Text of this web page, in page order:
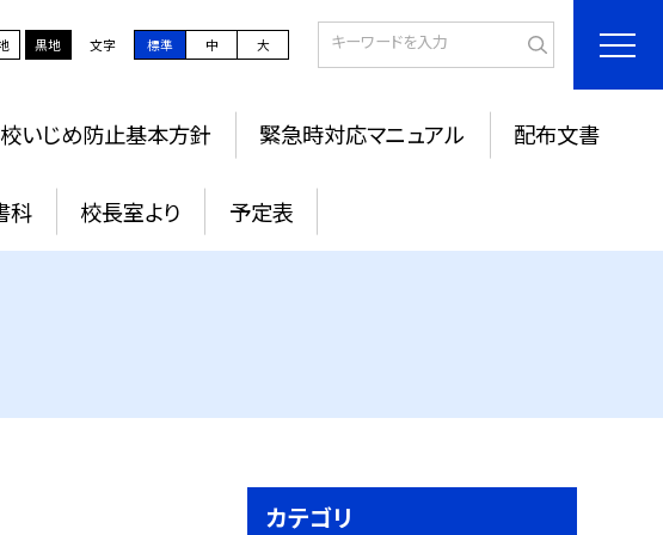
黒地 文字 標準 中 大
いじめ防止基本方針 緊急時対応マニュアル 配布文書
科 校長室より 予定表
カテゴリ